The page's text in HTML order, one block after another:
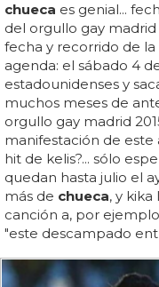
chueca es genial...
del orgullo gay madrid
fecha y recorrido de
agenda: el sábado 4
estadounidenses y
muchos meses de
orgullo gay madrid
manifestación de este
hit de kelis?... sólo
quedan hasta julio el
más de chueca, y
canción a, por
"este descampado